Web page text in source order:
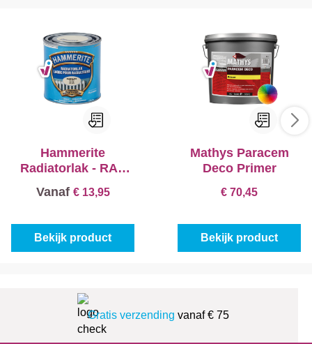
Hammerite
Radiatorlak - RAL
9001
Vanaf € 13,95
Bekijk product
Mathys Paracem
Deco Primer
€ 70,45
Bekijk product
Gratis verzending vanaf € 75